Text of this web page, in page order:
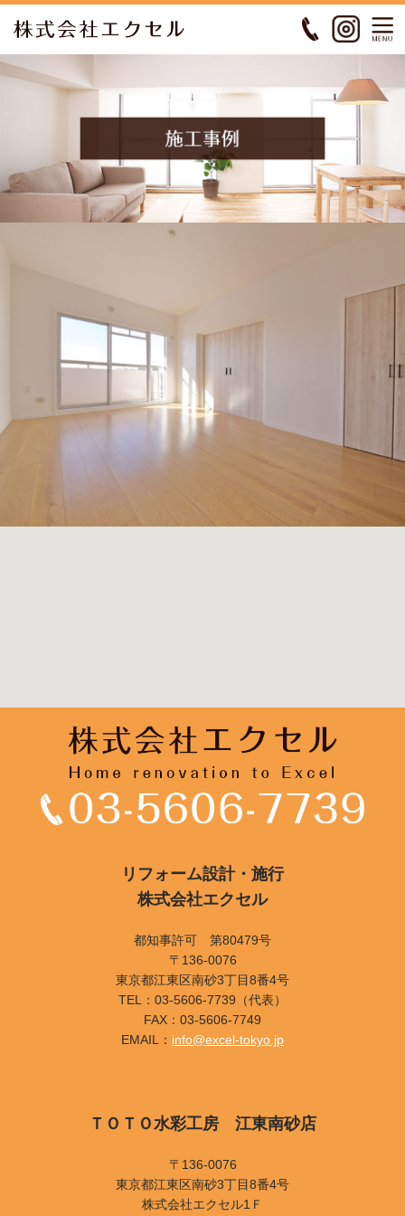
リフォーム設計・施行
株式会社エクセル
都知事許可 第80479号
〒136-0076
東京都江東区南砂3丁目8番4号
TEL：03-5606-7739（代表）
FAX：03-5606-7749
EMAIL： info@excel-tokyo.jp
ＴＯＴＯ水彩工房 江東南砂店
〒136-0076
東京都江東区南砂3丁目8番4号
株式会社エクセル1Ｆ